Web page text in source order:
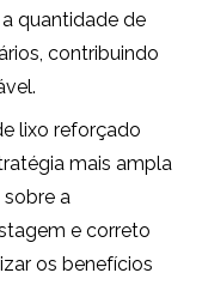
quantidade de
contribuindo
lixo reforçado
mais ampla
a
e correto
os benefícios